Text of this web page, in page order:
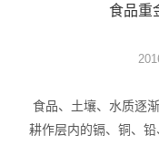
RoHS仪器维修
硅油涂布量测厚
XRF分析仪
食品重
食品、土壤、水质逐
耕作层内的镉、铜、